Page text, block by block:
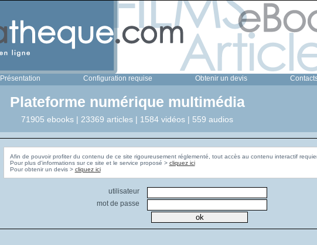
Présentation Configuration requise Obtenir un devis
Plateforme numérique multimédia
71905 ebooks | 23369 articles | 1584 vidéos | 559 audios
Afin de pouvoir profiter du contenu de ce site rigoureusement réglementé, tout accès au contenu interactif
Pour plus d'informations sur ce site et le service proposé > cliquez ici
Pour obtenir un devis > cliquez ici
utilisateur
mot de passe